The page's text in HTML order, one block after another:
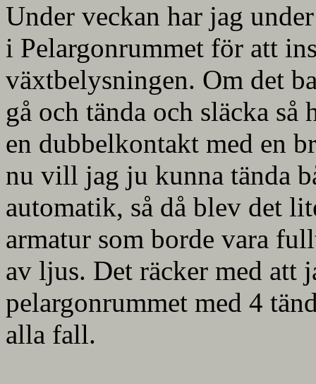
Under veckan har jag
i Pelargonrummet för att
växtbelysningen. Om det
gå och tända och släcka
en dubbelkontakt med en
nu vill jag ju kunna tända
automatik, så då blev det
armatur som borde vara
av ljus. Det räcker med att
pelargonrummet med 4
alla fall.